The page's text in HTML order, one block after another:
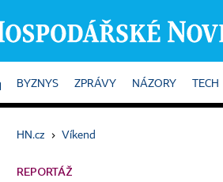
HOME
BYZNYS ZPRÁVY NÁZORY TECH
HN.cz › Víkend
REPORTÁŽ